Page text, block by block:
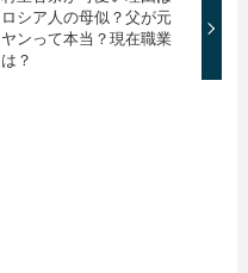
ロシア人の母似？父が元
ヤンって本当？現在職業
は？